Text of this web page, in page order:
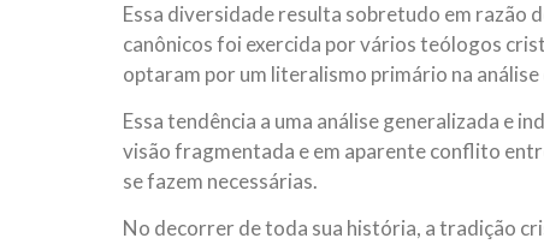
Essa diversidade resulta sobretudo em razão
canônicos foi exercida por vários teólogos
optaram por um literalismo primário na
Essa tendência a uma análise generalizada e
visão fragmentada e em aparente conflito
se fazem necessárias.
No decorrer de toda sua história, a tradição